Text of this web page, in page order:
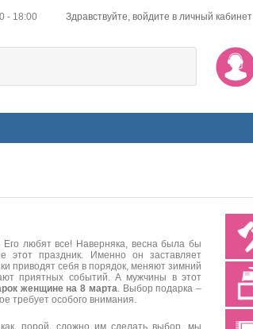
- 18:00 Здравствуйте, войдите в личный кабинет
любят все! Наверняка, весна была бы
праздник. Именно он заставляет
приводят себя в порядок, меняют зимний
приятных событий. А мужчины в этот
женщине на 8 марта. Выбор подарка –
требует особого внимания.
порой, сложно им сделать выбор, мы